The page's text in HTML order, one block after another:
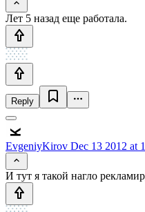
Лет 5 назад еще работала.
Reply
EvgeniyKirov Dec 13 2012 at
И тут я такой нагло